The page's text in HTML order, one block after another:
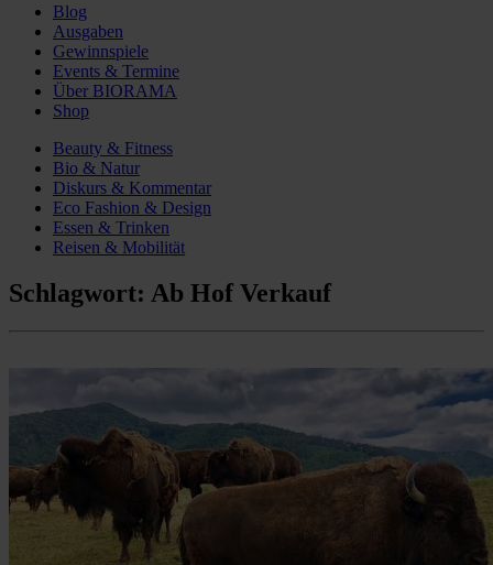
Blog
Ausgaben
Gewinnspiele
Events & Termine
Über BIORAMA
Shop
Beauty & Fitness
Bio & Natur
Diskurs & Kommentar
Eco Fashion & Design
Essen & Trinken
Reisen & Mobilität
Schlagwort: Ab Hof Verkauf